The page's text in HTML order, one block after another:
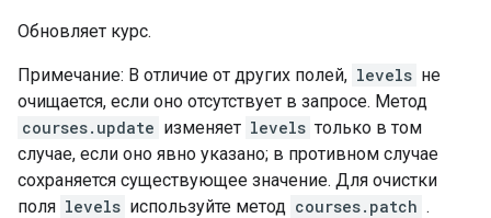
Обновляет курс.
Примечание: В отличие от других полей, levels не
очищается, если оно отсутствует в запросе. Метод
courses.update изменяет levels только в том
случае, если оно явно указано; в противном случае
сохраняется существующее значение. Для очистки
поля levels используйте метод courses.patch .